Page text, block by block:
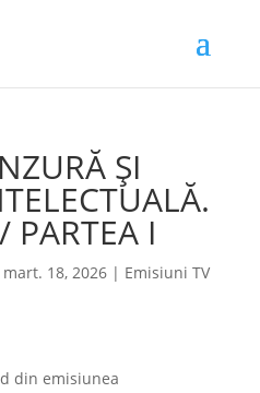
ȘI
I
mart. 18, 2026| Emisiuni TV
din emisiunea